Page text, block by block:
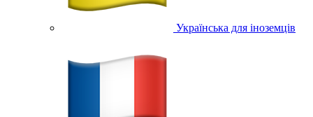
Українська для іноземців